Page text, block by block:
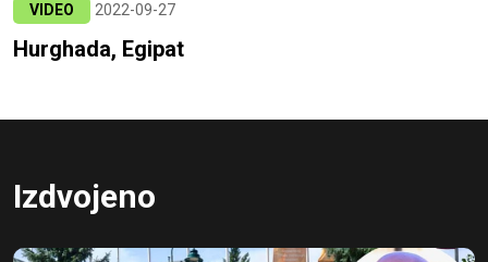
VIDEO 2022-09-27
Hurghada, Egipat
Izdvojeno